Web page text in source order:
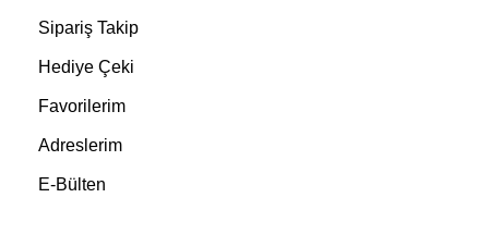
Sipariş Takip
Hediye Çeki
Favorilerim
Adreslerim
E-Bülten